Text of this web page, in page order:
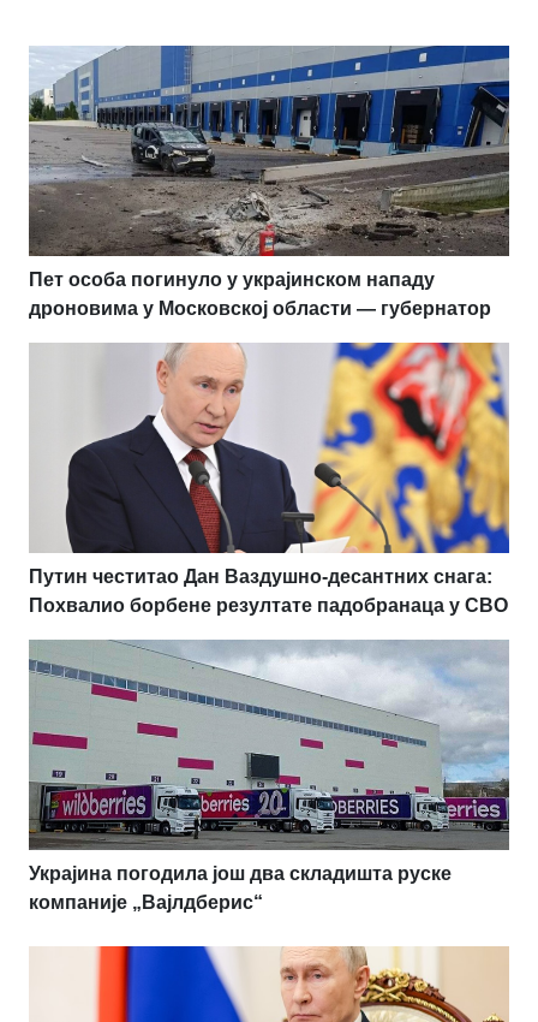
Пет особа погинуло у украјинском нападу
дроновима у Московској области — губернатор
Путин честитао Дан Ваздушно-десантних снага:
Похвалио борбене резултате падобранаца у СВО
Украјина погодила још два складишта руске
компаније „Вајлдберис“